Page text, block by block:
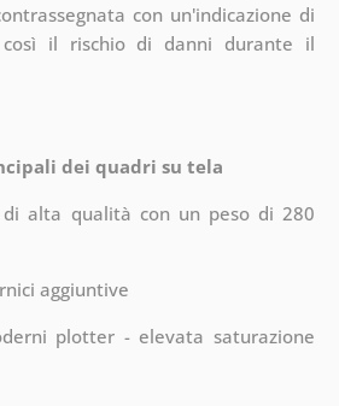
con un'indicazione di
così il rischio di danni durante il
dei quadri su tela
alta qualità con un peso di 280
aggiuntive
plotter - elevata saturazione